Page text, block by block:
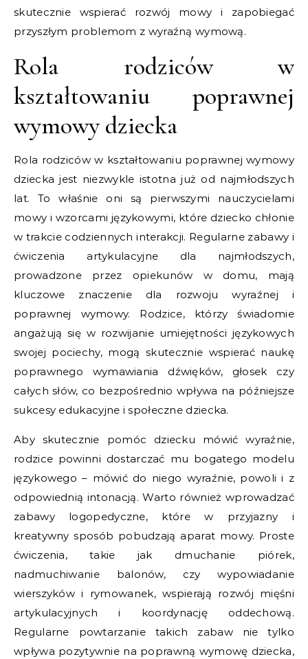
skutecznie wspierać rozwój mowy i zapobiegać
przyszłym problemom z wyraźną wymową.
Rola rodziców w
kształtowaniu poprawnej
wymowy dziecka
Rola rodziców w kształtowaniu poprawnej wymowy
dziecka jest niezwykle istotna już od najmłodszych
lat. To właśnie oni są pierwszymi nauczycielami
mowy i wzorcami językowymi, które dziecko chłonie
w trakcie codziennych interakcji. Regularne zabawy i
ćwiczenia artykulacyjne dla najmłodszych,
prowadzone przez opiekunów w domu, mają
kluczowe znaczenie dla rozwoju wyraźnej i
poprawnej wymowy. Rodzice, którzy świadomie
angażują się w rozwijanie umiejętności językowych
swojej pociechy, mogą skutecznie wspierać naukę
poprawnego wymawiania dźwięków, głosek czy
całych słów, co bezpośrednio wpływa na późniejsze
sukcesy edukacyjne i społeczne dziecka.
Aby skutecznie pomóc dziecku mówić wyraźnie,
rodzice powinni dostarczać mu bogatego modelu
językowego – mówić do niego wyraźnie, powoli i z
odpowiednią intonacją. Warto również wprowadzać
zabawy logopedyczne, które w przyjazny i
kreatywny sposób pobudzają aparat mowy. Proste
ćwiczenia, takie jak dmuchanie piórek,
nadmuchiwanie balonów, czy wypowiadanie
wierszyków i rymowanek, wspierają rozwój mięśni
artykulacyjnych i koordynację oddechową.
Regularne powtarzanie takich zabaw nie tylko
wpływa pozytywnie na poprawną wymowę dziecka,